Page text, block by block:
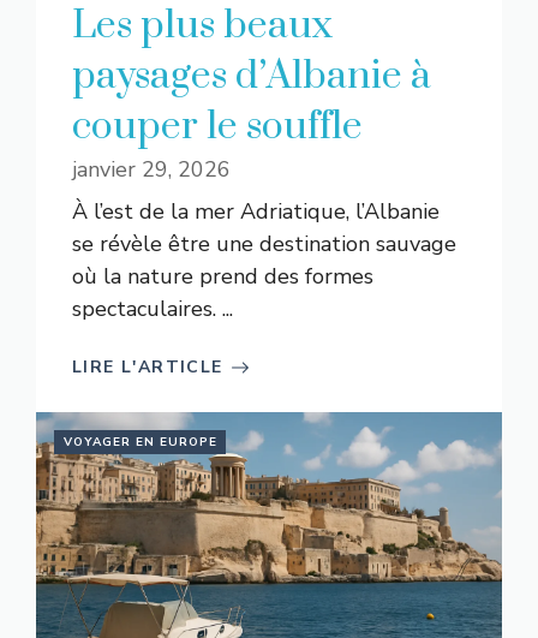
Les plus beaux
paysages d’Albanie à
couper le souffle
janvier 29, 2026
À l’est de la mer Adriatique, l’Albanie
se révèle être une destination sauvage
où la nature prend des formes
spectaculaires. ...
LIRE L'ARTICLE
VOYAGER EN EUROPE